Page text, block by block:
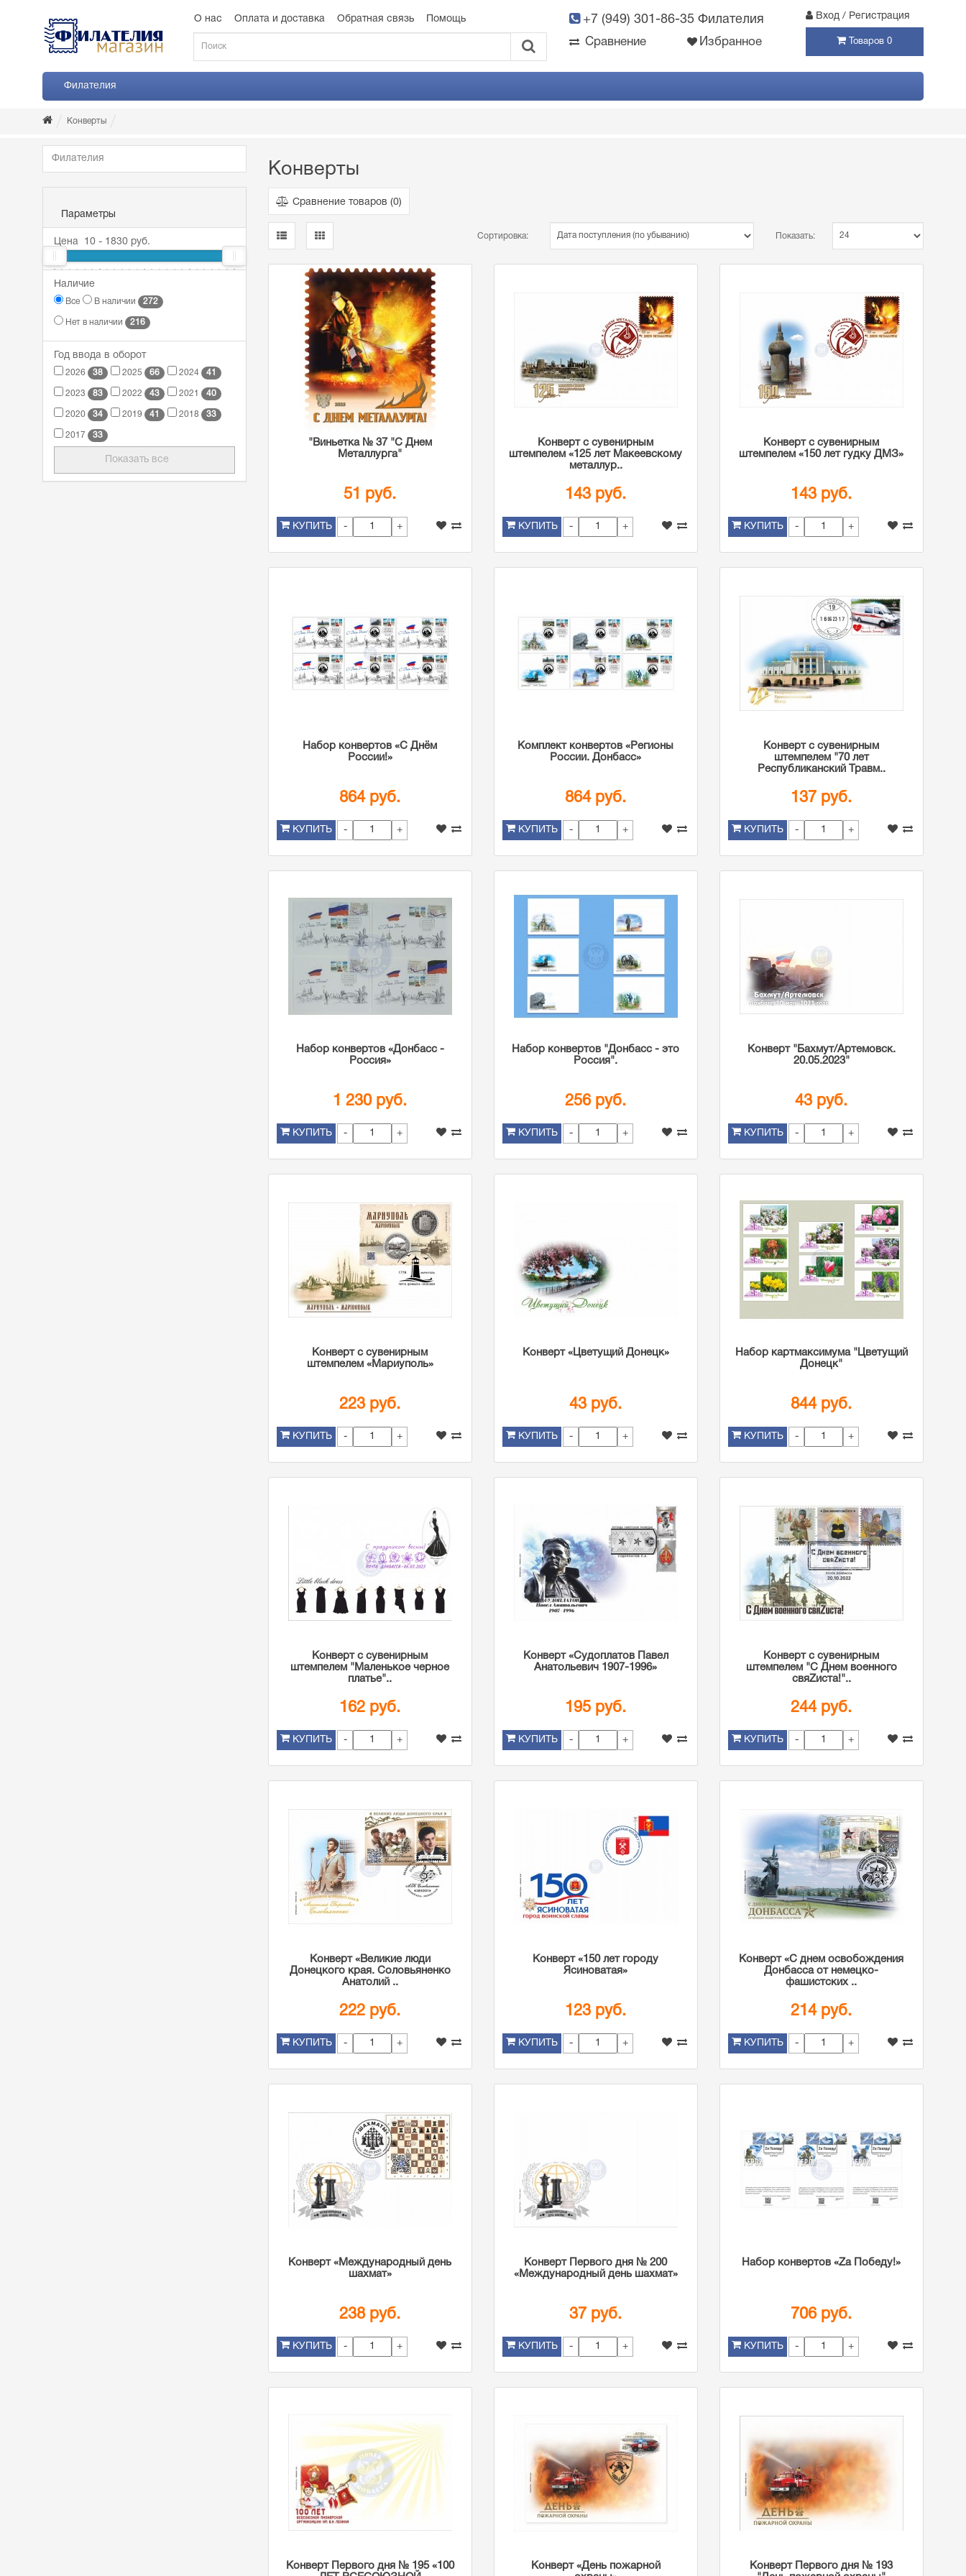
О нас Оплата и доставка Обратная связь Помощь +7 (949) 301-86-35 Филателия Вход / Регистрация
Сравнение Избранное Товаров 0
Филателия
Конверты
Филателия
Параметры
Цена 10 - 1830 руб.
10Наличие
Все В наличии 272
Нет в наличии 216
Год ввода в оборот
2026 38 2025 66 2024 41
2023 83 2022 43 2021 40
2020 34 2019 41 2018 33
2017 33
Показать все
Конверты
Сравнение товаров (0)
Сортировка: Показать:
"Виньетка № 37 "С Днем
Металлурга"
51 руб.
КУПИТЬ - +
Конверт с сувенирным
штемпелем «125 лет Макеевскому
металлур..
143 руб.
КУПИТЬ - +
Конверт с сувенирным
штемпелем «150 лет гудку ДМЗ»
143 руб.
КУПИТЬ - +
Набор конвертов «С Днём
России!»
864 руб.
КУПИТЬ - +
Комплект конвертов «Регионы
России. Донбасс»
864 руб.
КУПИТЬ - +
Конверт с сувенирным
штемпелем "70 лет
Республиканский Травм..
137 руб.
КУПИТЬ - +
Набор конвертов «Донбасс -
Россия»
1 230 руб.
КУПИТЬ - +
Набор конвертов "Донбасс - это
Россия".
256 руб.
КУПИТЬ - +
Конверт "Бахмут/Артемовск.
20.05.2023"
43 руб.
КУПИТЬ - +
Конверт с сувенирным
штемпелем «Мариуполь»
223 руб.
КУПИТЬ - +
Конверт «Цветущий Донецк»
43 руб.
КУПИТЬ - +
Набор картмаксимума "Цветущий
Донецк"
844 руб.
КУПИТЬ - +
Конверт с сувенирным
штемпелем "Маленькое черное
платье"..
162 руб.
КУПИТЬ - +
Конверт «Судоплатов Павел
Анатольевич 1907-1996»
195 руб.
КУПИТЬ - +
Конверт с сувенирным
штемпелем "С Днем военного
свяZиста!"..
244 руб.
КУПИТЬ - +
Конверт «Великие люди
Донецкого края. Соловьяненко
Анатолий ..
222 руб.
КУПИТЬ - +
Конверт «150 лет городу
Ясиноватая»
123 руб.
КУПИТЬ - +
Конверт «С днем освобождения
Донбасса от немецко-
фашистских ..
214 руб.
КУПИТЬ - +
Конверт «Международный день
шахмат»
238 руб.
КУПИТЬ - +
Конверт Первого дня № 200
«Международный день шахмат»
37 руб.
КУПИТЬ - +
Набор конвертов «Zа Победу!»
706 руб.
КУПИТЬ - +
Конверт Первого дня № 195 «100
Конверт «День пожарной
Конверт Первого дня № 193